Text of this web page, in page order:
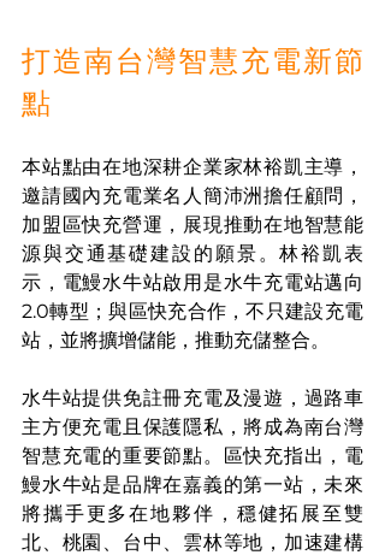
打造南台灣智慧充電新節
點
本站點由在地深耕企業家林裕凱主導，
邀請國內充電業名人簡沛洲擔任顧問，
加盟區快充營運，展現推動在地智慧能
源與交通基礎建設的願景。林裕凱表
示，電鰻水牛站啟用是水牛充電站邁向
2.0轉型；與區快充合作，不只建設充電
站，並將擴增儲能，推動充儲整合。
水牛站提供免註冊充電及漫遊，過路車
主方便充電且保護隱私，將成為南台灣
智慧充電的重要節點。區快充指出，電
鰻水牛站是品牌在嘉義的第一站，未來
將攜手更多在地夥伴，穩健拓展至雙
北、桃園、台中、雲林等地，加速建構